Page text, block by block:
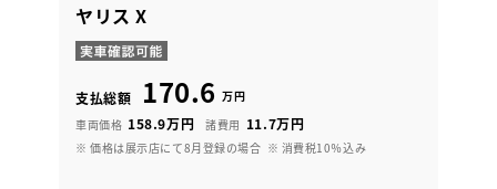
ヤリス X
支払総額 170.6 万円
車両価格 158.9万円 諸費用 11.7万円
※ 価格は展示店にて8月登録の場合 ※ 消費税10％込み